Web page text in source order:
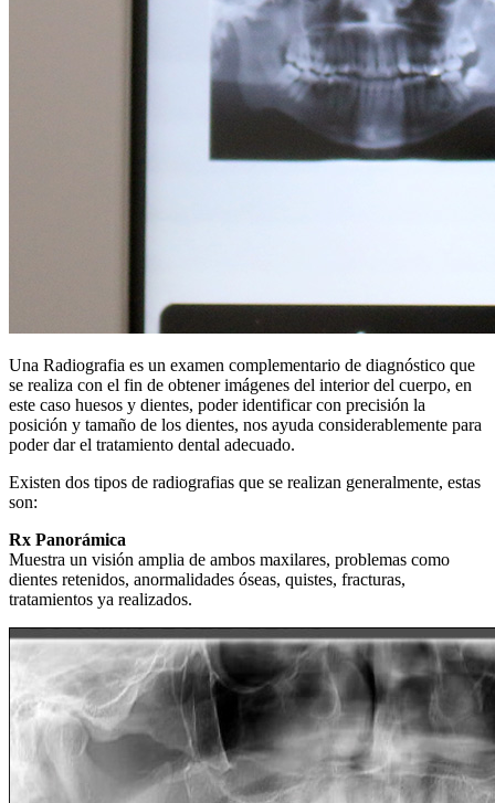
Una Radiografia es un examen complementario de diagnóstico que
se realiza con el fin de obtener imágenes del interior del cuerpo, en
este caso huesos y dientes, poder identificar con precisión la
posición y tamaño de los dientes, nos ayuda considerablemente para
poder dar el tratamiento dental adecuado.
Existen dos tipos de radiografias que se realizan generalmente, estas
son:
Rx Panorámica
Muestra un visión amplia de ambos maxilares, problemas como
dientes retenidos, anormalidades óseas, quistes, fracturas,
tratamientos ya realizados.